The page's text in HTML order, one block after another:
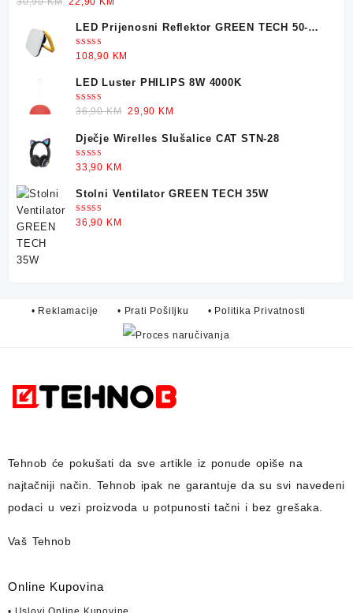
5.00
od 5
was:
30,90 KM.
is:
22,90 KM.
LED Prijenosni Reflektor GREEN TECH 50-
25W
Ocjenjeno
5.00od 5
108,90 KM
LED Luster PHILIPS 8W 4000K
Ocjenjeno
5.00 od 5
36,90KM Original
was:
29,90 KM
is:
Dječje Wirelles Slušalice CAT STN-28
Ocjenjeno
5.00od 5
33,90 KM
Stolni Ventilator GREEN TECH 35W
Ocjenjeno
5.00 od 5
36,90 KM
• Reklamacije • Prati Pošiljku • Politika Privatnosti
Tehnob će pokušati da sve artikle iz ponude opiše na
najtačniji način. Tehnob ipak ne garantuje da su svi navedeni
podaci u vezi proizvoda u potpunosti tačni i bez grešaka.
Vaš Tehnob
Online Kupovina